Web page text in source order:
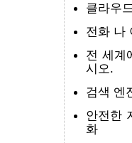
클라우
전화 나
전 세계
시오.
검색 엔
안전한
화